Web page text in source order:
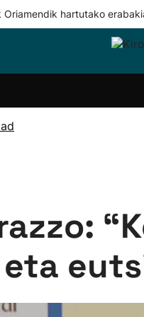
Oriamendik hartutako
Taldeak